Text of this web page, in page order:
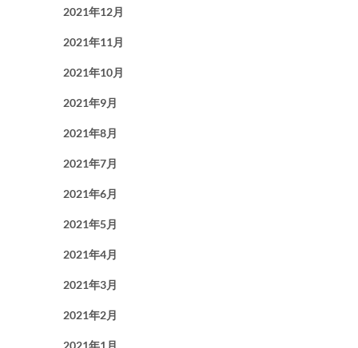
2021年12月
2021年11月
2021年10月
2021年9月
2021年8月
2021年7月
2021年6月
2021年5月
2021年4月
2021年3月
2021年2月